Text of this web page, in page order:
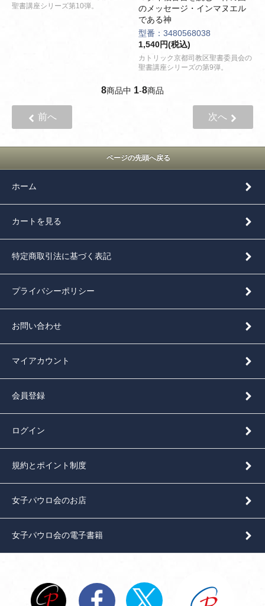
聖書講座シリーズ第10弾。
のメッセージ・インマヌエル
である神
型番：3480568038
1,540円(税込)
カトリック京都司教区聖書委員会の
聖書講座シリーズの第9弾。
8商品中 1-8商品
前へ 次へ
ページの先頭へ戻る
ホーム
カートを見る
特定商取引法に基づく表記
プライバシーポリシー
お問い合わせ
マイアカウント
会員登録
ログイン
規約とポイント制度
女子パウロ会のお店
女子パウロ会の電子書籍